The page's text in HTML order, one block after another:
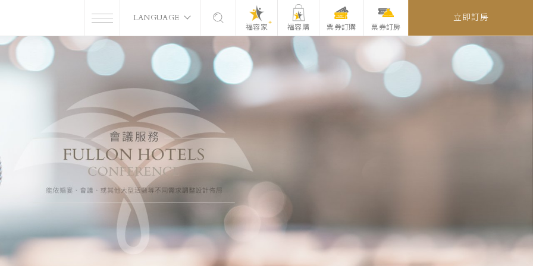
LANGUAGE
福容家 福容購 票券訂購 票券訂房
立即訂房